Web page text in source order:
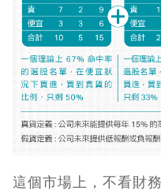
這個市場上，不看財